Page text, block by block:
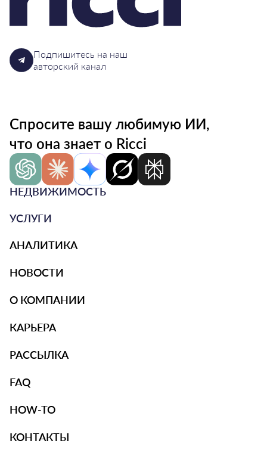
Подпишитесь на наш
авторский канал
Спросите вашу любимую ИИ,
что она знает о Ricci
НЕДВИЖИМОСТЬ
УСЛУГИ
АНАЛИТИКА
НОВОСТИ
О КОМПАНИИ
КАРЬЕРА
РАССЫЛКА
FAQ
HOW-TO
КОНТАКТЫ